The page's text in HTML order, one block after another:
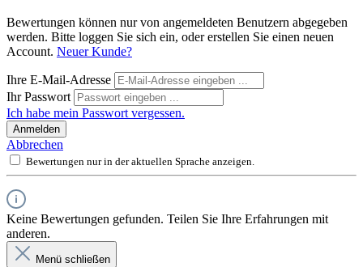
Bewertungen können nur von angemeldeten Benutzern abgegeben
werden. Bitte loggen Sie sich ein, oder erstellen Sie einen neuen
Account. Neuer Kunde?
Ihre E-Mail-Adresse
Ihr Passwort
Ich habe mein Passwort vergessen.
Anmelden
Abbrechen
Bewertungen nur in der aktuellen Sprache anzeigen.
Keine Bewertungen gefunden. Teilen Sie Ihre Erfahrungen mit
anderen.
Menü schließen